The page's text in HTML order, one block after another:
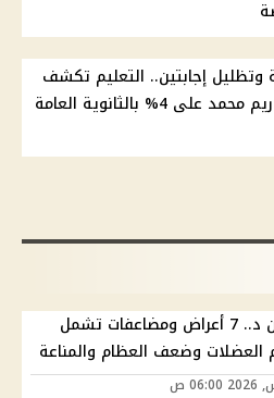
وتظليل إجابتين.. التعليم تكشف
4% بالثانوية العامة
نقص فيتامين د.. 7 أعراض ومضاعفات تشمل
العضلات وضعف العظام والمناعة